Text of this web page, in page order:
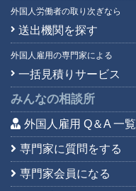
外国人労働者の取り次ぎなら
送出機関を探す
外国人雇用の専門家による
一括見積りサービス
みんなの相談所
外国人雇用 Q＆A 一覧
専門家に質問をする
専門家会員になる